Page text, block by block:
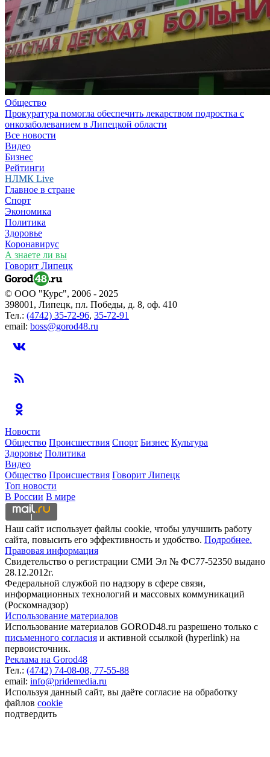
Общество
Прокуратура помогла обеспечить лекарством подростка с
онкозаболеванием в Липецкой области
Все новости
Видео
Бизнес
Рейтинги
НЛМК Live
Главное в стране
Спорт
Экономика
Политика
Здоровье
Коронавирус
А знаете ли вы
Говорит Липецк
© ООО "Курс", 2006 - 2025
398001, Липецк, пл. Победы, д. 8, оф. 410
Тел.: (4742) 35-72-96, 35-72-91
email: boss@gorod48.ru
Новости
Общество Происшествия Спорт Бизнес Культура
Здоровье Политика
Видео
Общество Происшествия Говорит Липецк
Топ новости
В России В мире
Наш сайт использует файлы cookie, чтобы улучшить работу
сайта, повысить его эффективность и удобство. Подробнее.
Правовая информация
Свидетельство о регистрации СМИ Эл № ФС77-52350 выдано
28.12.2012г.
Федеральной службой по надзору в сфере связи,
информационных технологий и массовых коммуникаций
(Роскомнадзор)
Использование материалов
Использование материалов GOROD48.ru разрешено только с
письменного согласия и активной ссылкой (hyperlink) на
первоисточник.
Реклама на Gorod48
Тел.: (4742) 74-08-08, 77-55-88
email: info@pridemedia.ru
Используя данный сайт, вы даёте согласие на обработку
файлов cookie
подтвердить